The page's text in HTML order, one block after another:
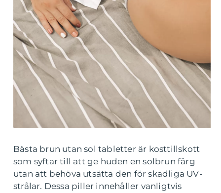
Bästa brun utan sol tabletter är kosttillskott
som syftar till att ge huden en solbrun färg
utan att behöva utsätta den för skadliga UV-
strålar. Dessa piller innehåller vanligtvis